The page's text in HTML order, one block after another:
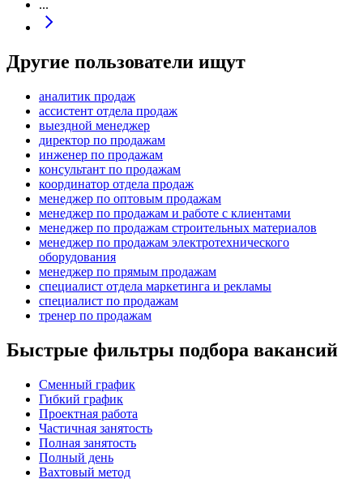
...
Другие пользователи ищут
аналитик продаж
ассистент отдела продаж
выездной менеджер
директор по продажам
инженер по продажам
консультант по продажам
координатор отдела продаж
менеджер по оптовым продажам
менеджер по продажам и работе с клиентами
менеджер по продажам строительных материалов
менеджер по продажам электротехнического
оборудования
менеджер по прямым продажам
специалист отдела маркетинга и рекламы
специалист по продажам
тренер по продажам
Быстрые фильтры подбора вакансий
Сменный график
Гибкий график
Проектная работа
Частичная занятость
Полная занятость
Полный день
Вахтовый метод